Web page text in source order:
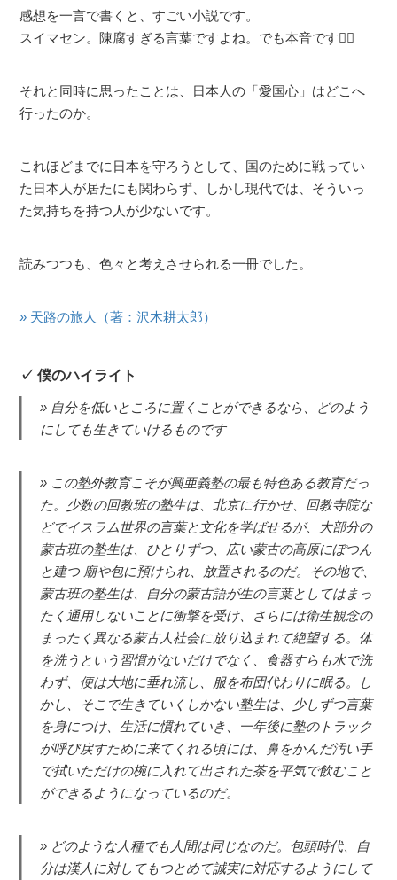
感想を一言で書くと、すごい小説です。
スイマセン。陳腐すぎる言葉ですよね。でも本音です🙇‍♂️
それと同時に思ったことは、日本人の「愛国心」はどこへ
行ったのか。
これほどまでに日本を守ろうとして、国のために戦ってい
た日本人が居たにも関わらず、しかし現代では、そういっ
た気持ちを持つ人が少ないです。
読みつつも、色々と考えさせられる一冊でした。
» 天路の旅人（著：沢木耕太郎）
僕のハイライト
自分を低いところに置くことができるなら、どのよう
にしても生きていけるものです
この塾外教育こそが興亜義塾の最も特色ある教育だっ
た。少数の回教班の塾生は、北京に行かせ、回教寺院な
どでイスラム世界の言葉と文化を学ばせるが、大部分の
蒙古班の塾生は、ひとりずつ、広い蒙古の高原にぽつん
と建つ 廟や包に預けられ、放置されるのだ。その地で、
蒙古班の塾生は、自分の蒙古語が生の言葉としてはまっ
たく通用しないことに衝撃を受け、さらには衛生観念の
まったく異なる蒙古人社会に放り込まれて絶望する。体
を洗うという習慣がないだけでなく、食器すらも水で洗
わず、便は大地に垂れ流し、服を布団代わりに眠る。し
かし、そこで生きていくしかない塾生は、少しずつ言葉
を身につけ、生活に慣れていき、一年後に塾のトラック
が呼び戻すために来てくれる頃には、鼻をかんだ汚い手
で拭いただけの椀に入れて出された茶を平気で飲むこと
ができるようになっているのだ。
どのような人種でも人間は同じなのだ。包頭時代、自
分は漢人に対してもつとめて誠実に対応するようにして